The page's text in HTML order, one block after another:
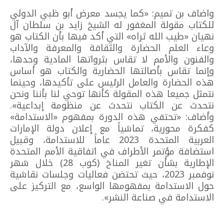
واضاف بن تميم: «كما يجسد معرض أبو ظبي الدولي
للكتاب مقولة المغفور له الشيخ زايد بن سلطان آل
نهيان «طيب الله ثراه» التي أكد فيها بأن الكتاب هو
وعاء العلم الحضارة والثقافة والمعرفة والآداب
والفنون والأمم لا تقاس بثرواتها المادية وحدها،
وإنما تقاس بأصالتها الحضارية والكتاب هو أساس
هذه الحضارة والعامل الرئيس على تأكيدها، وحينما
نتمثل جميعا هذه المقولة كأنها توحي لنا بأننا ونحن
نتحدث عن الكتاب نتحدث عن منظومة إبداعية».
وأضاف: «تحتفي هذه الدورة بمفهوم «الاستدامة»
كفكرة محورية، تماشياً مع إعلان دولة الإمارات
العربية المتحدة 2023 عاماً للاستدامة، وقبيل
استضافة مؤتمر الأطراف في اتفاقية الأمم المتحدة
الإطارية بشأن تغير المناخ (كوب 28) خلال شهر
نوفمبر 2023، حيث تحتضن فعاليات وجلسات نقاشية
حول الاستدامة بمفهومها الواسع، مع التركيز على
الاستدامة في صناعة النشر».